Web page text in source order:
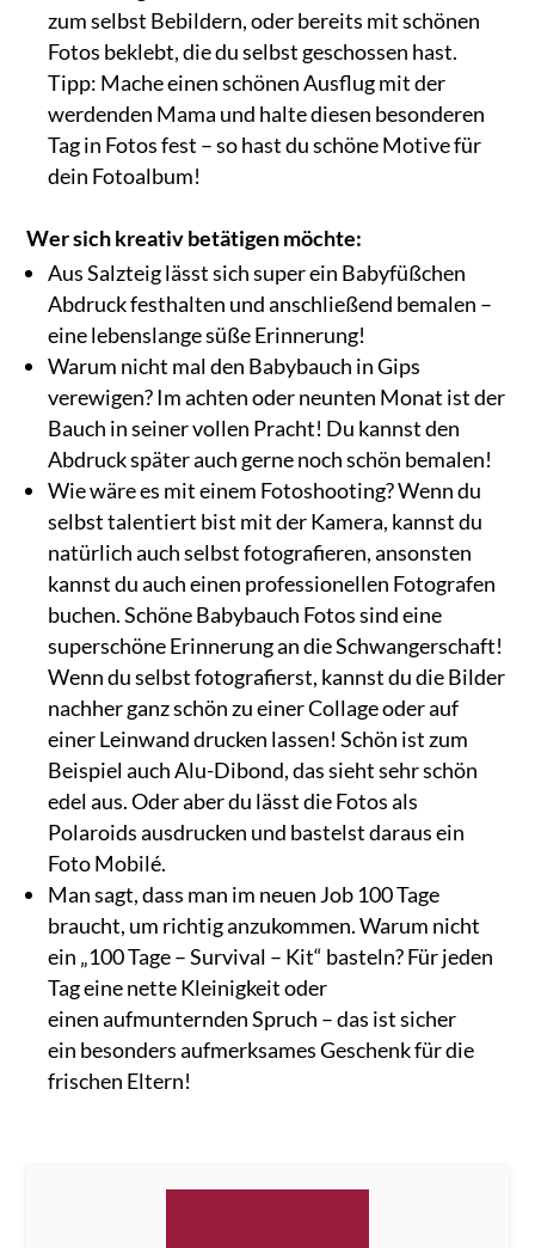
zum selbst Bebildern, oder bereits mit schönen
Fotos beklebt, die du selbst geschossen hast.
Tipp: Mache einen schönen Ausflug mit der
werdenden Mama und halte diesen besonderen
Tag in Fotos fest – so hast du schöne Motive für
dein Fotoalbum!
Wer sich kreativ betätigen möchte:
Aus Salzteig lässt sich super ein Babyfüßchen
Abdruck festhalten und anschließend bemalen –
eine lebenslange süße Erinnerung!
Warum nicht mal den Babybauch in Gips
verewigen? Im achten oder neunten Monat ist der
Bauch in seiner vollen Pracht! Du kannst den
Abdruck später auch gerne noch schön bemalen!
Wie wäre es mit einem Fotoshooting? Wenn du
selbst talentiert bist mit der Kamera, kannst du
natürlich auch selbst fotografieren, ansonsten
kannst du auch einen professionellen Fotografen
buchen. Schöne Babybauch Fotos sind eine
superschöne Erinnerung an die Schwangerschaft!
Wenn du selbst fotografierst, kannst du die Bilder
nachher ganz schön zu einer Collage oder auf
einer Leinwand drucken lassen! Schön ist zum
Beispiel auch Alu-Dibond, das sieht sehr schön
edel aus. Oder aber du lässt die Fotos als
Polaroids ausdrucken und bastelst daraus ein
Foto Mobilé.
Man sagt, dass man im neuen Job 100 Tage
braucht, um richtig anzukommen. Warum nicht
ein „100 Tage – Survival – Kit“ basteln? Für jeden
Tag eine nette Kleinigkeit oder
einen aufmunternden Spruch – das ist sicher
ein besonders aufmerksames Geschenk für die
frischen Eltern!